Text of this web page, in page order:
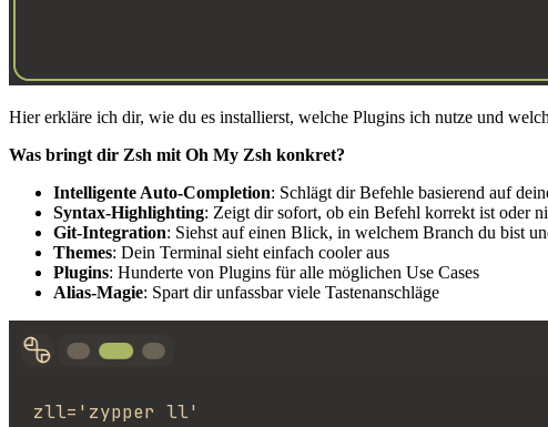
Hier erkläre ich dir, wie du es installierst, welche Plugins ich nutze und
Was bringt dir Zsh mit Oh My Zsh konkret?
Intelligente Auto-Completion: Schlägt dir Befehle basierend auf
Syntax-Highlighting: Zeigt dir sofort, ob ein Befehl korrekt ist oder
Git-Integration: Siehst auf einen Blick, in welchem Branch du bist
Themes: Dein Terminal sieht einfach cooler aus
Plugins: Hunderte von Plugins für alle möglichen Use Cases
Alias-Magie: Spart dir unfassbar viele Tastenanschläge